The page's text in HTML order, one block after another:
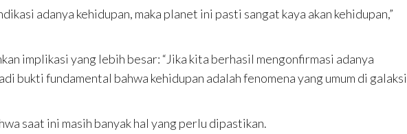
adanya kehidupan, maka planet ini pasti sangat kaya akan kehidupan,”
implikasi yang lebih besar: “Jika kita berhasil mengonfirmasi adanya
bukti fundamental bahwa kehidupan adalah fenomena yang umum di galaksi
saat ini masih banyak hal yang perlu dipastikan.